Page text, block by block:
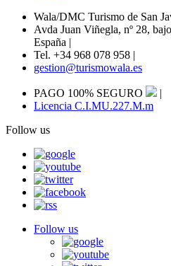
Wala/DMC Turismo de San
Avda Juan Viñegla, nº 28,
España |
Tel. +34 968 078 958 |
gestion@turismowala.es
PAGO 100% SEGURO
|
Licencia C.I.MU.227.M.m
Follow us
Follow us